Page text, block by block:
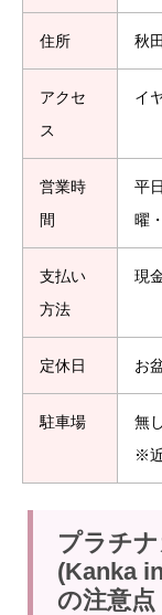
住所 秋
アクセ
ス
イ
営業時
間
平
曜
支払い
方法
現
定休日 お
駐車場
無し
※
プラチ
(Kanka
の注意点